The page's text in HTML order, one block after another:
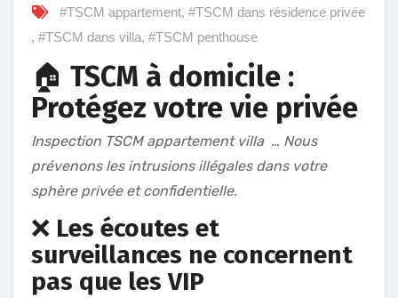
#TSCM appartement, #TSCM dans résidence privée
, #TSCM dans villa, #TSCM penthouse
🏠 TSCM à domicile :
Protégez votre vie privée
Inspection TSCM appartement villa … Nous
prévenons les intrusions illégales dans votre
sphère privée et confidentielle.
❌ Les écoutes et
surveillances ne concernent
pas que les VIP